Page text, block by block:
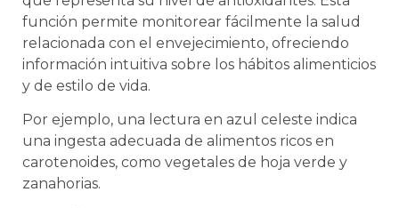
función permite monitorear fácilmente la salud
relacionada con el envejecimiento, ofreciendo
información intuitiva sobre los hábitos alimenticios
y de estilo de vida.
Por ejemplo, una lectura en azul celeste indica
una ingesta adecuada de alimentos ricos en
carotenoides, como vegetales de hoja verde y
zanahorias.